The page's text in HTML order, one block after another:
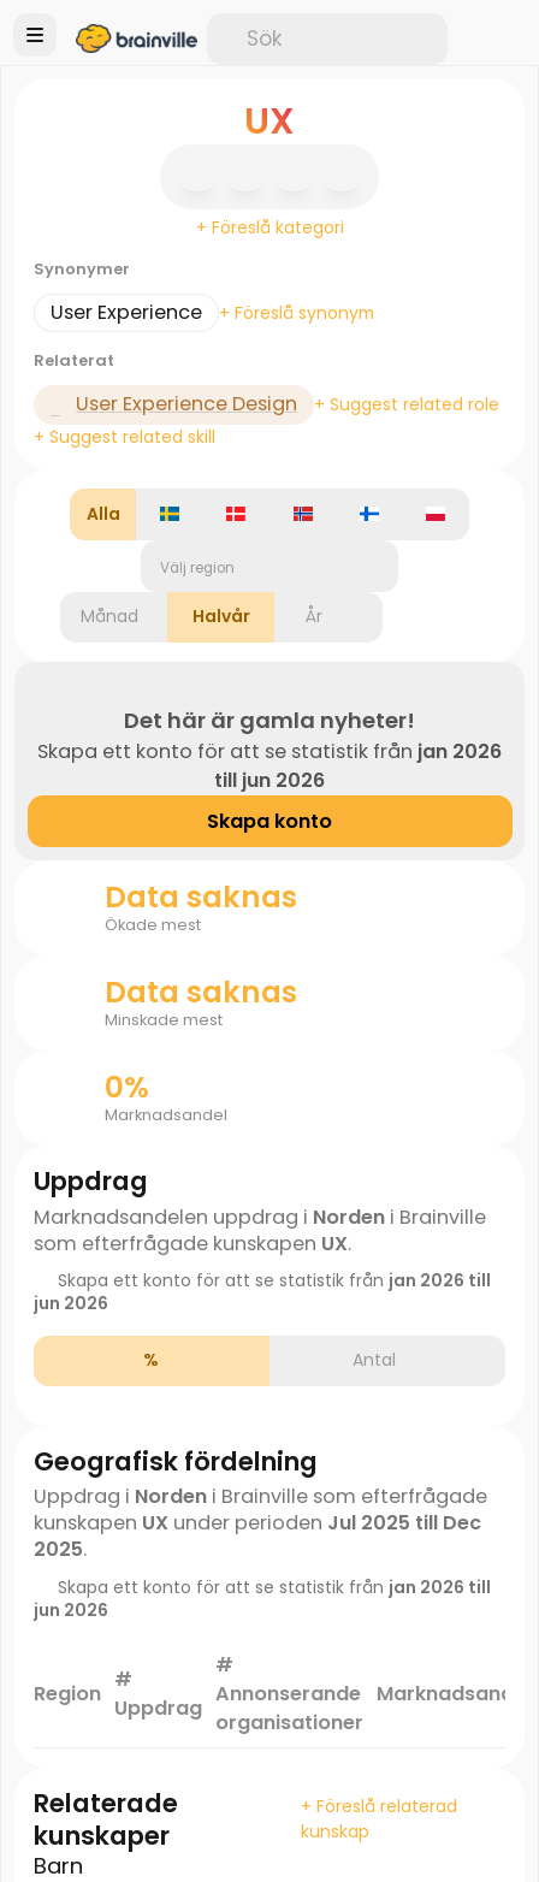
UX
+ Föreslå kategori
Synonymer
User Experience + Föreslå synonym
Relaterat
User Experience Design
+ Suggest related role
+ Suggest related skill
Alla
Välj region
Månad Halvår År
Det här är gamla nyheter!
Skapa ett konto för att se statistik från jan 2026
till jun 2026
Skapa konto
Data saknas
Ökade mest
Data saknas
Minskade mest
0%
Marknadsandel
Uppdrag
Marknadsandelen uppdrag i Nordeni Brainville
som efterfrågade kunskapen UX.
Skapa ett konto för att se statistik från jan 2026 till
jun 2026
% Antal
Geografisk fördelning
Uppdrag i Nordeni Brainville som efterfrågade
kunskapen UX under perioden Jul 2025 till Dec
2025.
Skapa ett konto för att se statistik från jan 2026 till
jun 2026
Region
#
Uppdrag
#
Annonserande
organisationer
Marknadsandel
Relaterade
kunskaper
+ Föreslå relaterad
kunskap
Barn